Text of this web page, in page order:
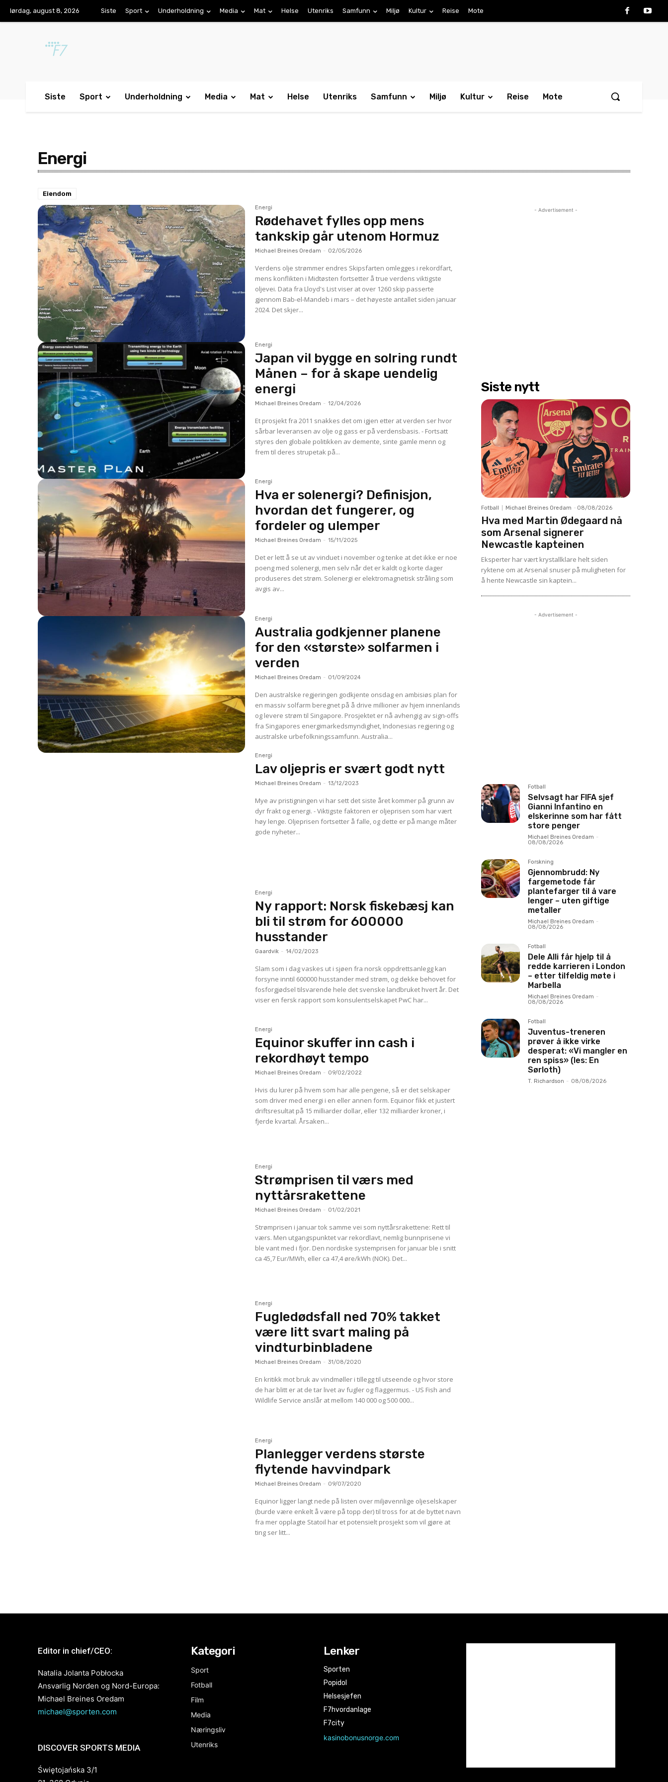
lørdag, august 8, 2026 Siste Sport Underholdning Media Mat Helse Utenriks Samfunn Miljø Kultur Reise Mote
Siste Sport Underholdning Media Mat Helse Utenriks Samfunn Miljø Kultur Reise Mote
Energi
Eiendom
Energi
Rødehavet fylles opp mens
tankskip går utenom Hormuz
Michael Breines Oredam - 02/05/2026
Verdens olje strømmer endres Skipsfarten omlegges i rekordfart,
mens konflikten i Midtøsten fortsetter å true verdens viktigste
oljevei. Data fra Lloyd's List viser at over 1260 skip passerte
gjennom Bab-el-Mandeb i mars – det høyeste antallet siden januar
2024. Det skjer...
Energi
Japan vil bygge en solring rundt
Månen – for å skape uendelig
energi
Michael Breines Oredam - 12/04/2026
Et prosjekt fra 2011 snakkes det om igjen etter at verden ser hvor
sårbar leveransen av olje og gass er på verdensbasis. - Fortsatt
styres den globale politikken av demente, sinte gamle menn og
frem til deres strupetak på...
Energi
Hva er solenergi? Definisjon,
hvordan det fungerer, og
fordeler og ulemper
Michael Breines Oredam - 15/11/2025
Det er lett å se ut av vinduet i november og tenke at det ikke er noe
poeng med solenergi, men selv når det er kaldt og korte dager
produseres det strøm. Solenergi er elektromagnetisk stråling som
avgis av...
Energi
Australia godkjenner planene
for den «største» solfarmen i
verden
Michael Breines Oredam - 01/09/2024
Den australske regjeringen godkjente onsdag en ambisiøs plan for
en massiv solfarm beregnet på å drive millioner av hjem innenlands
og levere strøm til Singapore. Prosjektet er nå avhengig av sign-offs
fra Singapores energimarkedsmyndighet, Indonesias regjering og
australske urbefolkningssamfunn. Australia...
Energi
Lav oljepris er svært godt nytt
Michael Breines Oredam - 13/12/2023
Mye av pristigningen vi har sett det siste året kommer på grunn av
dyr frakt og energi. - Viktigste faktoren er oljeprisen som har vært
høy lenge. Oljeprisen fortsetter å falle, og dette er på mange måter
gode nyheter...
Energi
Ny rapport: Norsk fiskebæsj kan
bli til strøm for 600000
husstander
Gaardvik - 14/02/2023
Slam som i dag vaskes ut i sjøen fra norsk oppdrettsanlegg kan
forsyne inntil 600000 husstander med strøm, og dekke behovet for
fosforgjødsel tilsvarende hele det svenske landbruket hvert år. Det
viser en fersk rapport som konsulentselskapet PwC har...
Energi
Equinor skuffer inn cash i
rekordhøyt tempo
Michael Breines Oredam - 09/02/2022
Hvis du lurer på hvem som har alle pengene, så er det selskaper
som driver med energi i en eller annen form. Equinor fikk et justert
driftsresultat på 15 milliarder dollar, eller 132 milliarder kroner, i
fjerde kvartal. Årsaken...
Energi
Strømprisen til værs med
nyttårsrakettene
Michael Breines Oredam - 01/02/2021
Strømprisen i januar tok samme vei som nyttårsrakettene: Rett til
værs. Men utgangspunktet var rekordlavt, nemlig bunnprisene vi
ble vant med i fjor. Den nordiske systemprisen for januar ble i snitt
ca 45,7 Eur/MWh, eller ca 47,4 øre/kWh (NOK). Det...
Energi
Fugledødsfall ned 70% takket
være litt svart maling på
vindturbinbladene
Michael Breines Oredam - 31/08/2020
En kritikk mot bruk av vindmøller i tillegg til utseende og hvor store
de har blitt er at de tar livet av fugler og flaggermus. - US Fish and
Wildlife Service anslår at mellom 140 000 og 500 000...
Energi
Planlegger verdens største
flytende havvindpark
Michael Breines Oredam - 09/07/2020
Equinor ligger langt nede på listen over miljøvennlige oljeselskaper
(burde være enkelt å være på topp der) til tross for at de byttet navn
fra mer opplagte Statoil har et potensielt prosjekt som vil gjøre at
ting ser litt...
- Advertisement -
Siste nytt
Fotball Michael Breines Oredam - 08/08/2026
Hva med Martin Ødegaard nå
som Arsenal signerer
Newcastle kapteinen
Eksperter har vært krystallklare helt siden
ryktene om at Arsenal snuser på muligheten for
å hente Newcastle sin kaptein...
- Advertisement -
Fotball
Selvsagt har FIFA sjef
Gianni Infantino en
elskerinne som har fått
store penger
Michael Breines Oredam -
08/08/2026
Forskning
Gjennombrudd: Ny
fargemetode får
plantefarger til å vare
lenger – uten giftige
metaller
Michael Breines Oredam -
08/08/2026
Fotball
Dele Alli får hjelp til å
redde karrieren i London
– etter tilfeldig møte i
Marbella
Michael Breines Oredam -
08/08/2026
Fotball
Juventus-treneren
prøver å ikke virke
desperat: «Vi mangler en
ren spiss» (les: En
Sørloth)
T. Richardson - 08/08/2026
Editor in chief/CEO:
Natalia Jolanta Pobłocka
Ansvarlig Norden og Nord-Europa:
Michael Breines Oredam
michael@sporten.com
DISCOVER SPORTS MEDIA
Świętojańska 3/1
Kategori
Sport
Fotball
Film
Media
Næringsliv
Utenriks
Lenker
Sporten
Popidol
Helsesjefen
F7hvordanlage
F7city
kasinobonusnorge.com